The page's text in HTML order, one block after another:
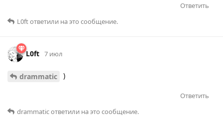
Ответить
L0ftответили на это сообщение.
L0ft 7 июл
drammatic )
Ответить
drammaticответили на это сообщение.